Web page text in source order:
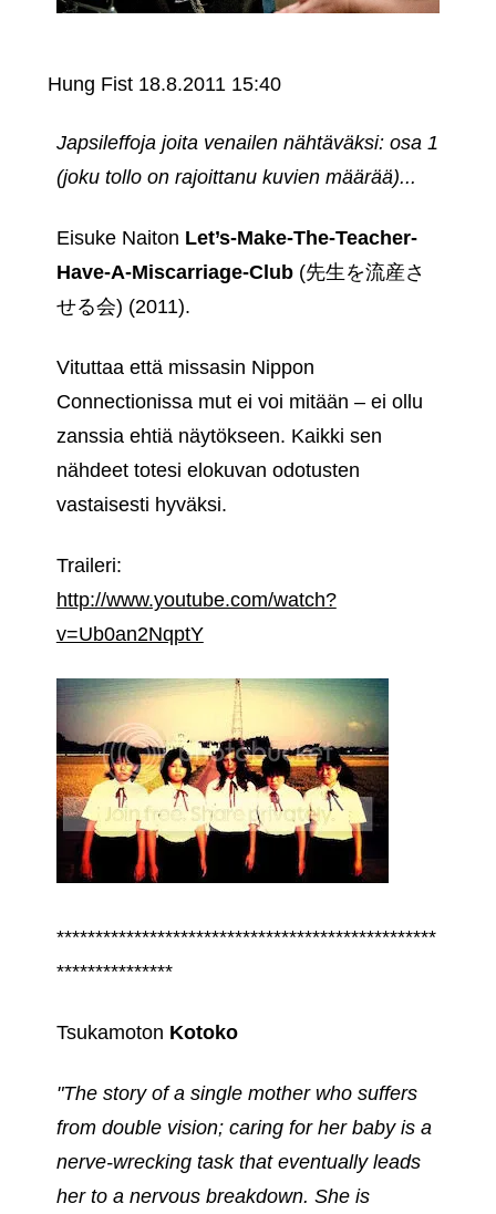
Hung Fist 18.8.2011 15:40
Japsileffoja joita venailen nähtäväksi: osa 1
(joku tollo on rajoittanu kuvien määrää)...
Eisuke Naiton Let’s-Make-The-Teacher-
Have-A-Miscarriage-Club(先生を流産さ
せる会) (2011).
Vituttaa että missasin Nippon
Connectionissa mut ei voi mitään – ei ollu
zanssia ehtiä näytökseen. Kaikki sen
nähdeet totesi elokuvan odotusten
vastaisesti hyväksi.
Traileri:
http://www.youtube.com/watch?
v=Ub0an2NqptY
*************************************************
***************
Tsukamoton Kotoko
"The story of a single mother who suffers
from double vision; caring for her baby is a
nerve-wrecking task that eventually leads
her to a nervous breakdown. She is